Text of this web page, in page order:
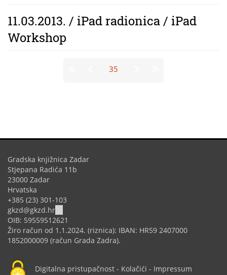
11.03.2013. / iPad radionica / iPad
Workshop
35
Gradska knjižnica Zadar
Stjepana Radića 11b
23000 Zadar
Hrvatska
+385 (23) 301-103
gkzd@gkzd.hr
sends
e-
mail)
OIB: 59559512621
Žiro račun od 1.1.2024. (riznica): IBAN: HR59 2407000
1852000009 (račun Grada Zadra).
Digitalna pristupačnost - Kolačići - Impressum